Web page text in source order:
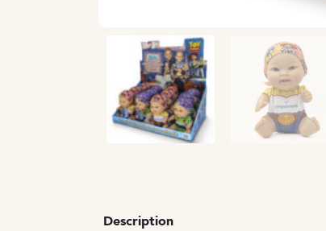
Description